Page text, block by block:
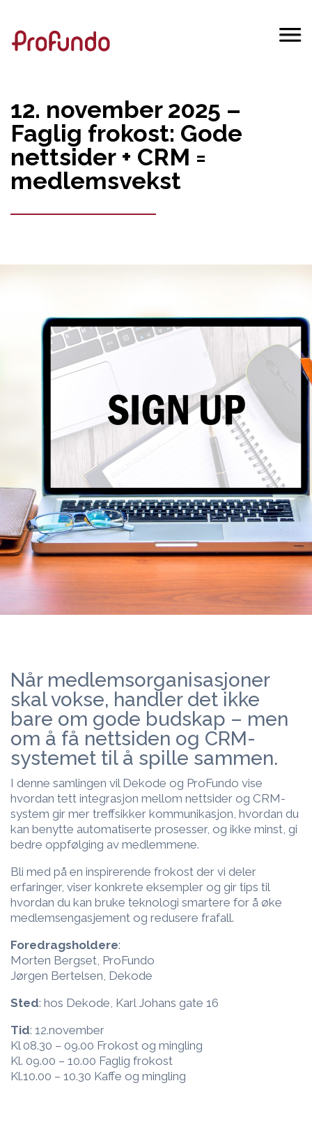
12. november 2025 –
Faglig frokost: Gode
nettsider + CRM =
medlemsvekst
Når medlemsorganisasjoner
skal vokse, handler det ikke
bare om gode budskap – men
om å få nettsiden og CRM-
systemet til å spille sammen.
I denne samlingen vil Dekode og ProFundo vise
hvordan tett integrasjon mellom nettsider og CRM-
system gir mer treffsikker kommunikasjon, hvordan du
kan benytte automatiserte prosesser, og ikke minst, gi
bedre oppfølging av medlemmene.
Bli med på en inspirerende frokost der vi deler
erfaringer, viser konkrete eksempler og gir tips til
hvordan du kan bruke teknologi smartere for å øke
medlemsengasjement og redusere frafall.
Foredragsholdere:
Morten Bergset, ProFundo
Jørgen Bertelsen, Dekode
Sted: hos Dekode, Karl Johans gate 16
Tid: 12.november
Kl 08.30 – 09.00 Frokost og mingling
Kl. 09.00 – 10.00 Faglig frokost
Kl.10.00 – 10.30 Kaffe og mingling